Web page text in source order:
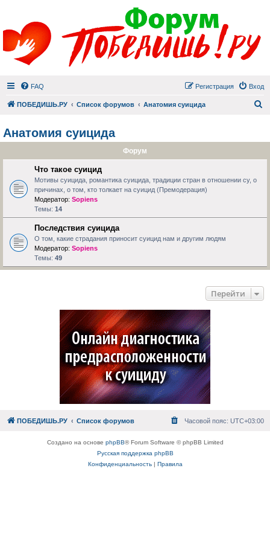
FAQ Вход
Регистрация
ПОБЕДИШЬ.РУ Список форумов Анатомия суицида
Анатомия суицида
Форум
Что такое суицид
Мотивы суицида, романтика суицида, традиции стран в отношении су, о
причинах, о том, кто толкает на суицид (Премодерация)
Модератор: Sopiens
Темы: 14
Последствия суицида
О том, какие страдания приносит суицид нам и другим людям
Модератор: Sopiens
Темы: 49
Перейти
ПОБЕДИШЬ.РУ Список форумов Часовой пояс: UTC+03:00
Создано на основе phpBB® Forum Software © phpBB Limited
Русская поддержка phpBB
Конфиденциальность| Правила